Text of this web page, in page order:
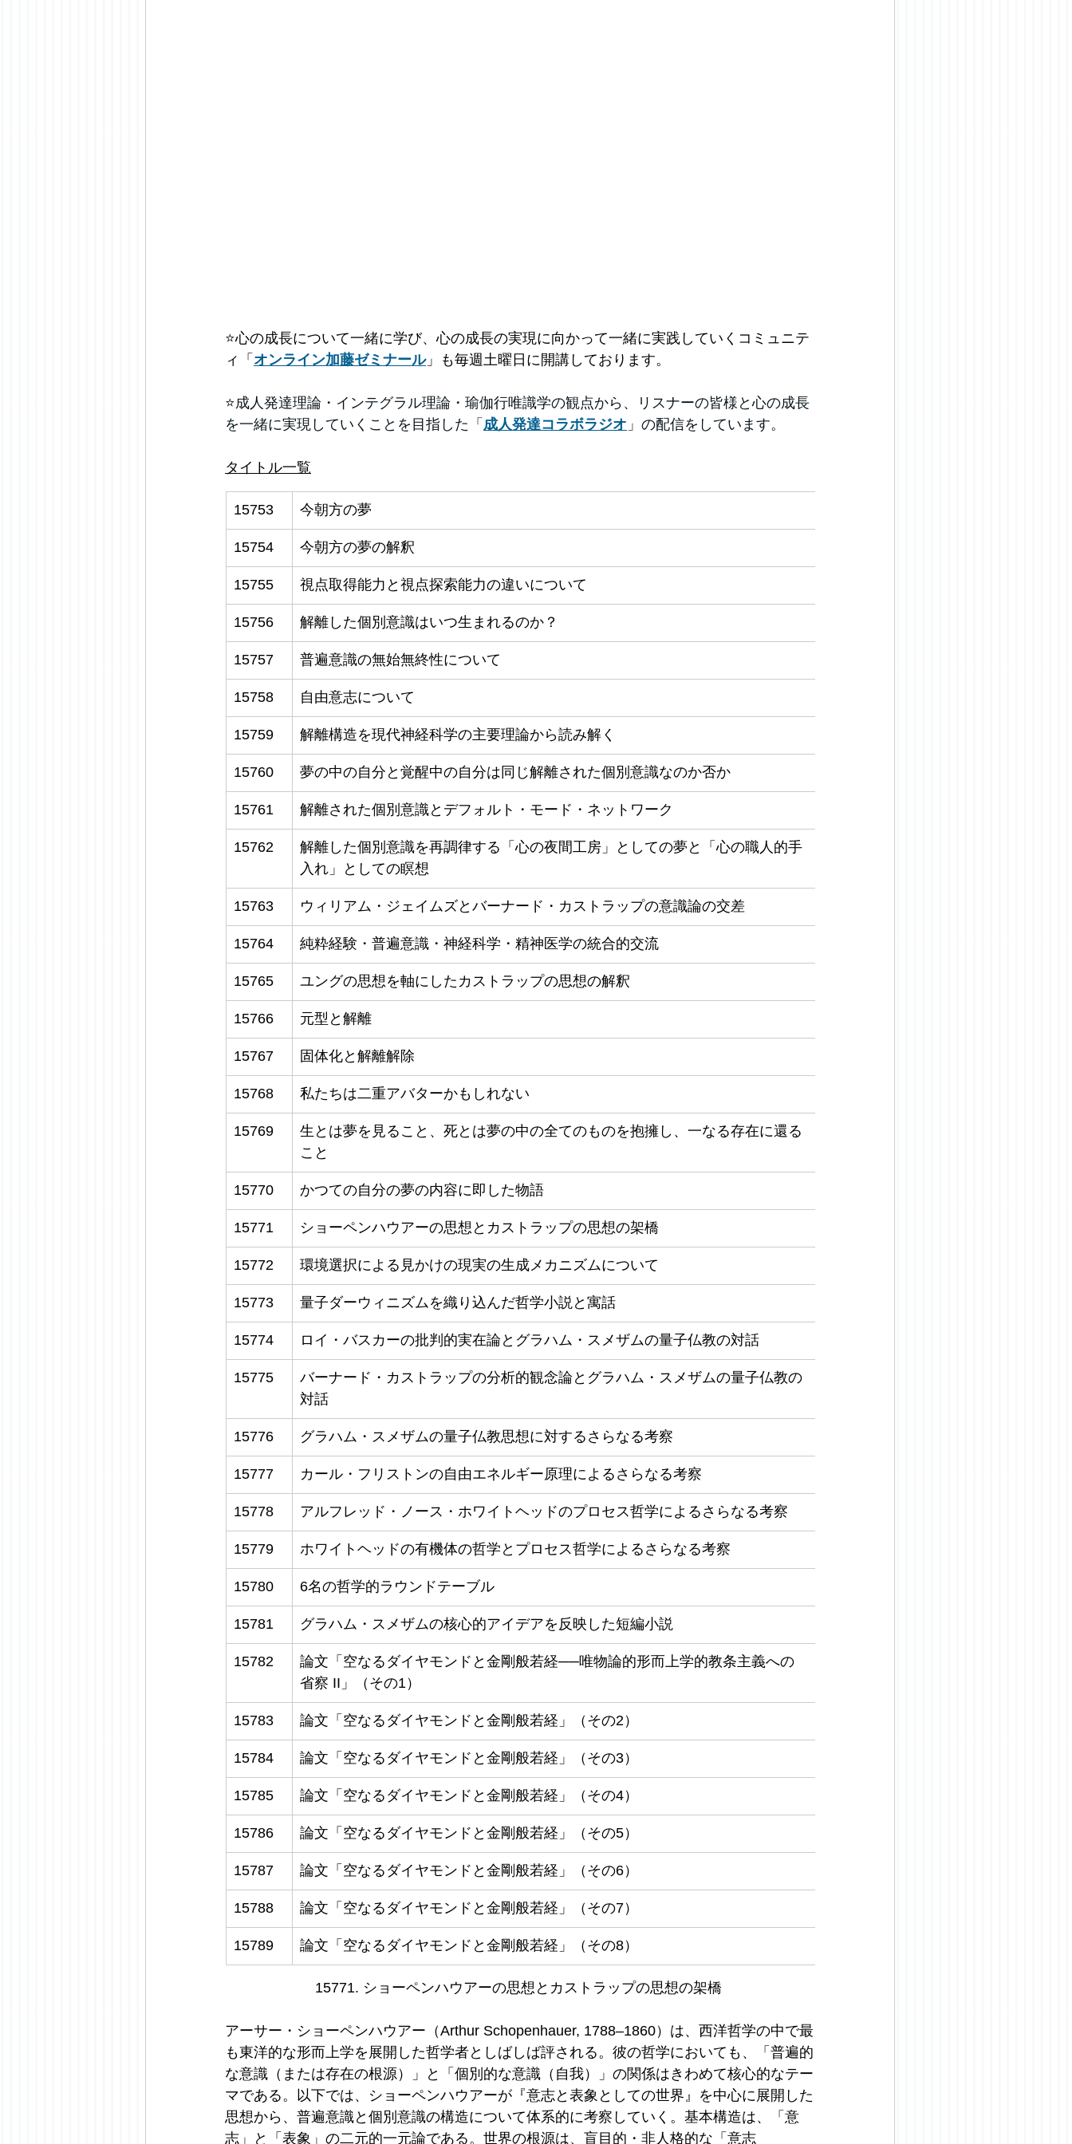
⭐️心の成長について一緒に学び、心の成長の実現に向かって一緒に実践していくコミュニテ
ィ「 オンライン加藤ゼミナール」も毎週土曜日に開講しております。
⭐️成人発達理論・インテグラル理論・瑜伽行唯識学の観点から、リスナーの皆様と心の成長
を一緒に実現していくことを目指した「 成人発達コラボラジオ 」の配信をしています。
タイトル一覧
15753 今朝方の夢
15754 今朝方の夢の解釈
15755 視点取得能力と視点探索能力の違いについて
15756 解離した個別意識はいつ生まれるのか？
15757 普遍意識の無始無終性について
15758 自由意志について
15759 解離構造を現代神経科学の主要理論から読み解く
15760 夢の中の自分と覚醒中の自分は同じ解離された個別意識なのか否か
15761 解離された個別意識とデフォルト・モード・ネットワーク
15762
解離した個別意識を再調律する「心の夜間工房」としての夢と「心の職人的手
入れ」としての瞑想
15763 ウィリアム・ジェイムズとバーナード・カストラップの意識論の交差
15764 純粋経験・普遍意識・神経科学・精神医学の統合的交流
15765 ユングの思想を軸にしたカストラップの思想の解釈
15766 元型と解離
15767 固体化と解離解除
15768 私たちは二重アバターかもしれない
15769
生とは夢を見ること、死とは夢の中の全てのものを抱擁し、一なる存在に還る
こと
15770 かつての自分の夢の内容に即した物語
15771 ショーペンハウアーの思想とカストラップの思想の架橋
15772 環境選択による見かけの現実の生成メカニズムについて
15773 量子ダーウィニズムを織り込んだ哲学小説と寓話
15774 ロイ・バスカーの批判的実在論とグラハム・スメザムの量子仏教の対話
15775
バーナード・カストラップの分析的観念論とグラハム・スメザムの量子仏教の
対話
15776 グラハム・スメザムの量子仏教思想に対するさらなる考察
15777 カール・フリストンの自由エネルギー原理によるさらなる考察
15778 アルフレッド・ノース・ホワイトヘッドのプロセス哲学によるさらなる考察
15779 ホワイトヘッドの有機体の哲学とプロセス哲学によるさらなる考察
15780 6名の哲学的ラウンドテーブル
15781 グラハム・スメザムの核心的アイデアを反映した短編小説
15782
論文「空なるダイヤモンドと金剛般若経──唯物論的形而上学的教条主義への
省察 II」（その1）
15783 論文「空なるダイヤモンドと金剛般若経」（その2）
15784 論文「空なるダイヤモンドと金剛般若経」（その3）
15785 論文「空なるダイヤモンドと金剛般若経」（その4）
15786 論文「空なるダイヤモンドと金剛般若経」（その5）
15787 論文「空なるダイヤモンドと金剛般若経」（その6）
15788 論文「空なるダイヤモンドと金剛般若経」（その7）
15789 論文「空なるダイヤモンドと金剛般若経」（その8）
15771. ショーペンハウアーの思想とカストラップの思想の架橋
アーサー・ショーペンハウアー（Arthur Schopenhauer, 1788–1860）は、西洋哲学の中で最
も東洋的な形而上学を展開した哲学者としばしば評される。彼の哲学においても、「普遍的
な意識（または存在の根源）」と「個別的な意識（自我）」の関係はきわめて核心的なテー
マである。以下では、ショーペンハウアーが『意志と表象としての世界』を中心に展開した
思想から、普遍意識と個別意識の構造について体系的に考察していく。基本構造は、「意
志」と「表象」の二元的一元論である。世界の根源は、盲目的・非人格的な「意志